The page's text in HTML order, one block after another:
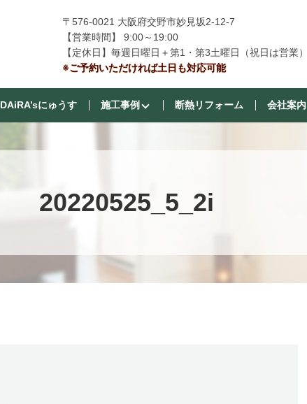
〒576-0021 大阪府交野市妙見坂2-12-7
【営業時間】 9:00～19:00
【定休日】毎週日曜日＋第1・第3土曜日（祝日は営業）
※ご予約いただければ土日も対応可能
DAiRA’sにゅうす 施工事例 断熱リフォーム 会社案内
20220525_5_2i